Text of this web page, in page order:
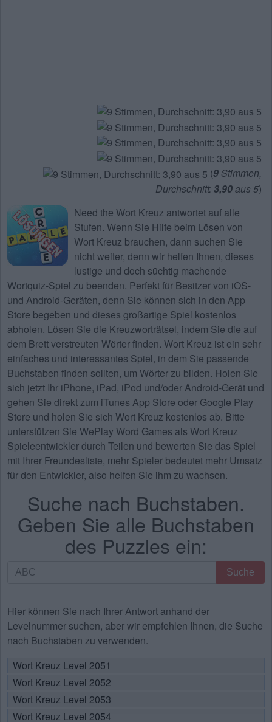
(9 Stimmen,
Durchschnitt:3,90aus 5)
Need the Wort Kreuz antwortet auf alle
Stufen. Wenn Sie Hilfe beim Lösen von
Wort Kreuz brauchen, dann suchen Sie
nicht weiter, denn wir helfen Ihnen, dieses
lustige und doch süchtig machende
Wortquiz-Spiel zu beenden. Perfekt für Besitzer von iOS-
und Android-Geräten, denn Sie können sich in den App
Store begeben und dieses großartige Spiel kostenlos
abholen. Lösen Sie die Kreuzworträtsel, indem Sie die auf
dem Brett verstreuten Wörter finden. Wort Kreuz ist ein sehr
einfaches und interessantes Spiel, in dem Sie passende
Buchstaben finden sollten, um Wörter zu bilden. Holen Sie
sich jetzt Ihr iPhone, iPad, iPod und/oder Android-Gerät und
gehen Sie direkt zum iTunes App Store oder Google Play
Store und holen Sie sich Wort Kreuz kostenlos ab. Bitte
unterstützen Sie WePlay Word Games als Wort Kreuz
Spieleentwickler durch Teilen und bewerten Sie das Spiel
mit Ihrer Freundesliste, mehr Spieler bedeutet mehr Umsatz
für den Entwickler, also helfen Sie ihm zu wachsen.
Suche nach Buchstaben.
Geben Sie alle Buchstaben
des Puzzles ein:
Suche
Geben
Sie
alle
des
Puzzles
ein:
Suche
Hier können Sie nach Ihrer Antwort anhand der
Levelnummer suchen, aber wir empfehlen Ihnen, die Suche
nach Buchstaben zu verwenden.
Wort Kreuz Level 2051
Wort Kreuz Level 2052
Wort Kreuz Level 2053
Wort Kreuz Level 2054